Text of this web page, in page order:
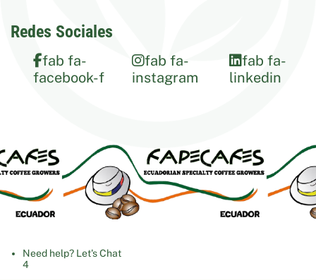
Redes Sociales
fab fa-
facebook-f
fab fa-
instagram
fab fa-
linkedin
Need help? Let's Chat
4